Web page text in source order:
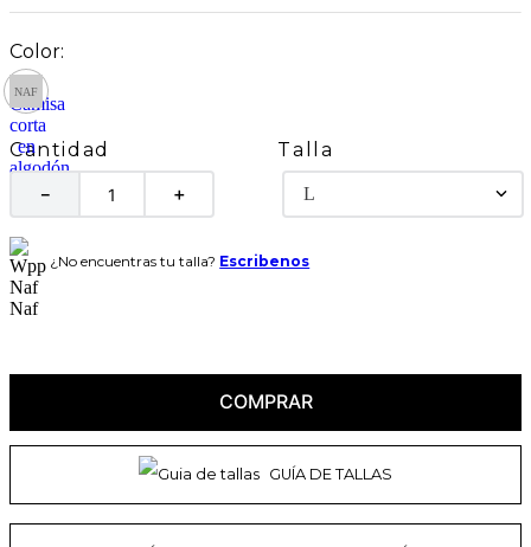
Cantidad
＋
－
Talla
L
¿No encuentras tu talla? Escribenos
COMPRAR
GUÍA DE TALLAS